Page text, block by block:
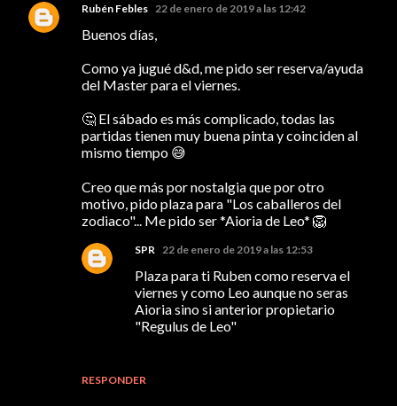
Rubén Febles 22 de enero de 2019 a las 12:42
Buenos días,
Como ya jugué d&d, me pido ser reserva/ayuda
del Master para el viernes.
🤔 El sábado es más complicado, todas las
partidas tienen muy buena pinta y coinciden al
mismo tiempo 😅
Creo que más por nostalgia que por otro
motivo, pido plaza para "Los caballeros del
zodiaco"... Me pido ser *Aioria de Leo* 🦁
RESPONDER
SPR 22 de enero de 2019 a las 12:53
Plaza para ti Ruben como reserva el
viernes y como Leo aunque no seras
Aioria sino si anterior propietario
"Regulus de Leo"